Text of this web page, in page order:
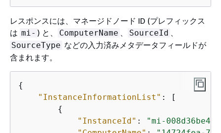
レスポンスには、マネージドノード ID (プレフィックス
は mi- ) と、 ComputerName SourceId
SourceType などの入力済みメタデータフィールドが
含まれます。
{
"InstanceInformationList" : [
{
"InstanceId" :
"mi-